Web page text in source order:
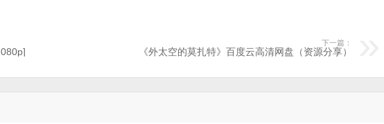
下一篇：
《外太空的莫扎特》百度云高清网盘（资源分享）